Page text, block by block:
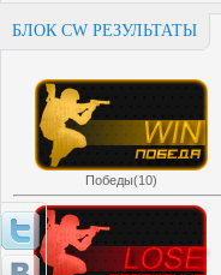
БЛОК CW РЕЗУЛЬТАТЫ
Победы(10)